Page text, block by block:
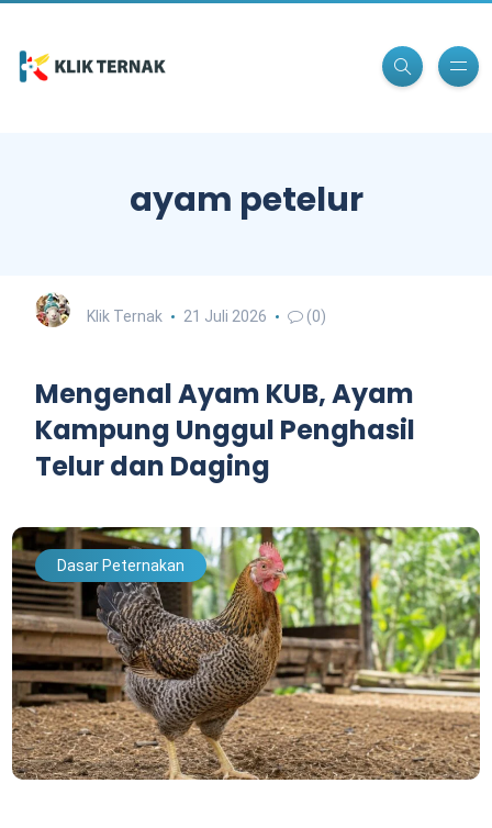
ayam petelur
Klik Ternak 21 Juli 2026 (0)
Mengenal Ayam KUB, Ayam
Kampung Unggul Penghasil
Telur dan Daging
Dasar Peternakan